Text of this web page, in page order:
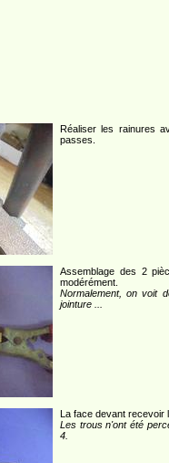
Réaliser les rainures
passes.
Assemblage des 2
modérément.
Normalement, on voit
jointure ...
La face devant
Les trous n'ont été
4.